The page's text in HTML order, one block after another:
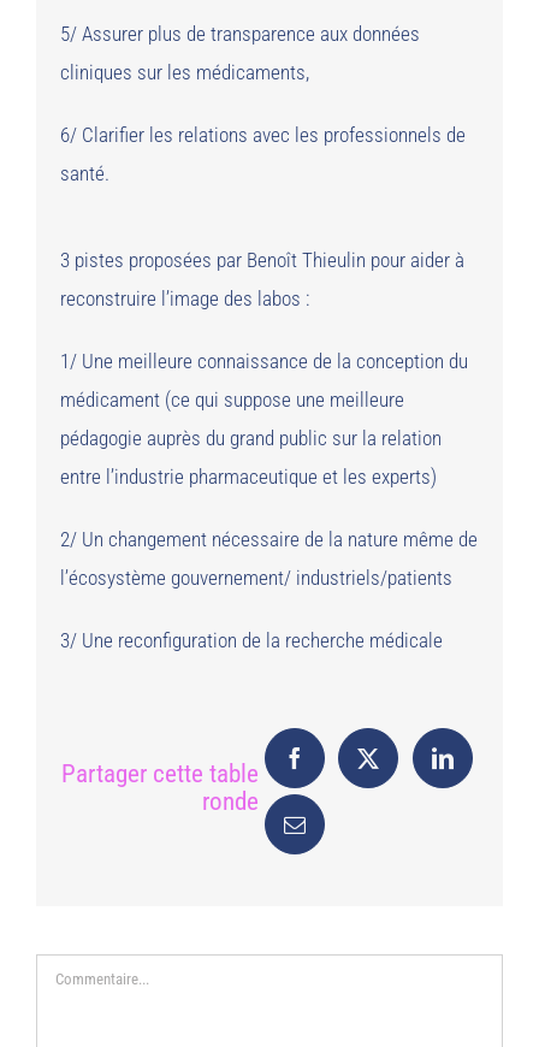
5/ Assurer plus de transparence aux données
cliniques sur les médicaments,
6/ Clarifier les relations avec les professionnels de
santé.
3 pistes proposées par Benoît Thieulin pour aider à
reconstruire l’image des labos :
1/ Une meilleure connaissance de la conception du
médicament (ce qui suppose une meilleure
pédagogie auprès du grand public sur la relation
entre l’industrie pharmaceutique et les experts)
2/ Un changement nécessaire de la nature même de
l’écosystème gouvernement/ industriels/patients
3/ Une reconfiguration de la recherche médicale
Partager cette table
ronde
Commentaire